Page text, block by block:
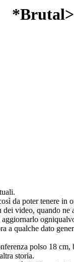
da poter tenere in
dei video, quando ne
a qualche dato
polso 18
storia.